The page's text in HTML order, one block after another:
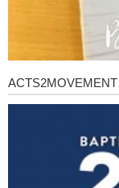
Acts2Movement
-